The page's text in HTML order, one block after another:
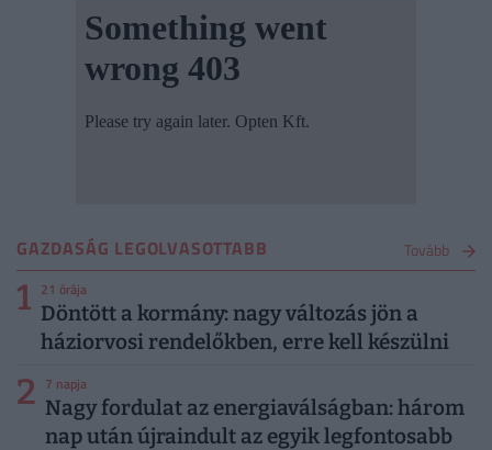
GAZDASÁG LEGOLVASOTTABB Tovább
1 21 órája
Döntött a kormány: nagy változás jön a
háziorvosi rendelőkben, erre kell készülni
2 7 napja
Nagy fordulat az energiaválságban: három
nap után újraindult az egyik legfontosabb